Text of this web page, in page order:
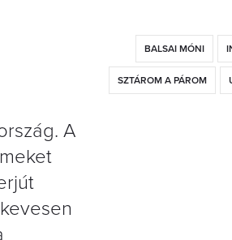
BALSAI MÓNI
SZTÁROM A PÁROM
A